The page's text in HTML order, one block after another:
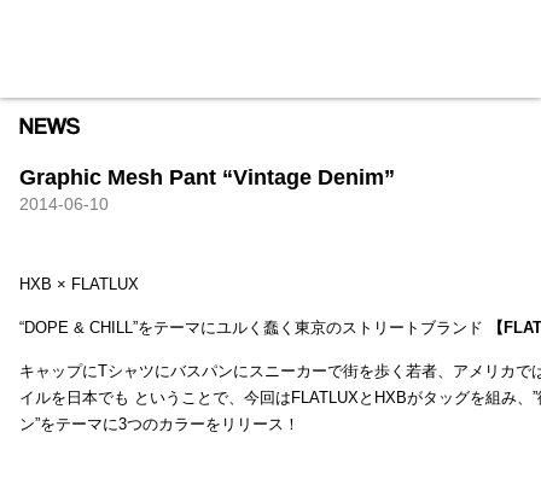
Graphic Mesh Pant “Vintage Denim”
2014-06-10
HXB × FLATLUX
“DOPE & CHILL”をテーマにユルく蠢く東京のストリートブランド 【
キャップにTシャツにバスパンにスニーカーで街を歩く若者、アメリカで
イルを日本でも ということで、今回はFLATLUXとHXBがタッグを組み、
ン”をテーマに3つのカラーをリリース！